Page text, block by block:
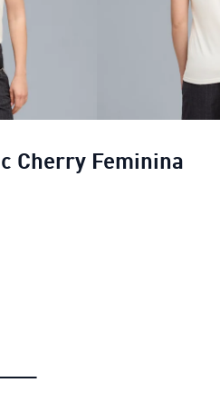
Cherry Feminina
Camiseta Graphic Cherry